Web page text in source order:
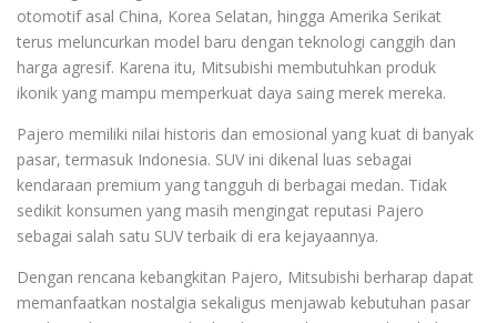
otomotif asal China, Korea Selatan, hingga Amerika Serikat
terus meluncurkan model baru dengan teknologi canggih dan
harga agresif. Karena itu, Mitsubishi membutuhkan produk
ikonik yang mampu memperkuat daya saing merek mereka.
Pajero memiliki nilai historis dan emosional yang kuat di banyak
pasar, termasuk Indonesia. SUV ini dikenal luas sebagai
kendaraan premium yang tangguh di berbagai medan. Tidak
sedikit konsumen yang masih mengingat reputasi Pajero
sebagai salah satu SUV terbaik di era kejayaannya.
Dengan rencana kebangkitan Pajero, Mitsubishi berharap dapat
memanfaatkan nostalgia sekaligus menjawab kebutuhan pasar